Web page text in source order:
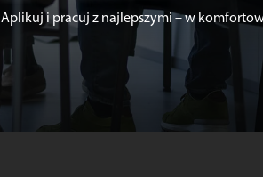
Aplikuj i pracuj z najlepszymi – w